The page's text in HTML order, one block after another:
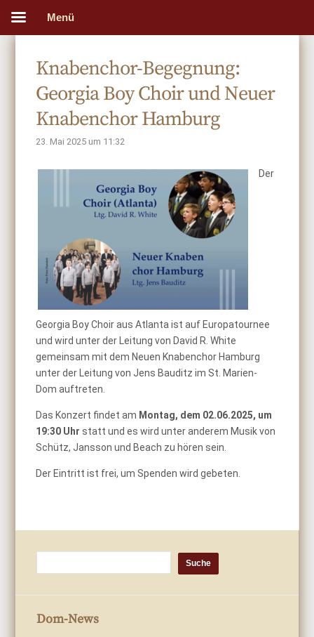
Knabenchor-Begegnung:
Georgia Boy Choir und Neuer
Knabenchor Hamburg
23. Mai 2025 um 11:32
Der
Georgia Boy Choir aus Atlanta ist auf Europatournee
und wird unter der Leitung von David R. White
gemeinsam mit dem Neuen Knabenchor Hamburg
unter der Leitung von Jens Bauditz im St. Marien-
Dom auftreten.
Das Konzert findet am Montag, dem 02.06.2025, um
19:30 Uhr statt und es wird unter anderem Musik von
Schütz, Jansson und Beach zu hören sein.
Der Eintritt ist frei, um Spenden wird gebeten.
Dom-News
Menü